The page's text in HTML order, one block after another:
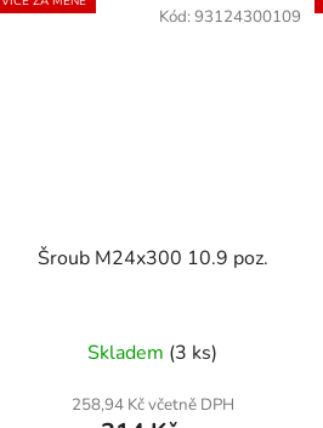
Šroub M24x300 10.9 poz.
Skladem (3 ks)
258,94 Kč včetně DPH
Kód: 93124300109